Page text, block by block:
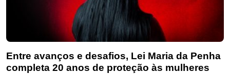
Entre avanços e desafios, Lei Maria da Penha
completa 20 anos de proteção às mulheres